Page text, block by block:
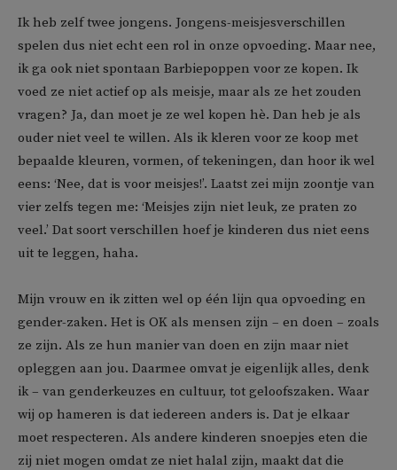
Ik heb zelf twee jongens. Jongens-meisjesverschillen
spelen dus niet echt een rol in onze opvoeding. Maar nee,
ik ga ook niet spontaan Barbiepoppen voor ze kopen. Ik
voed ze niet actief op als meisje, maar als ze het zouden
vragen? Ja, dan moet je ze wel kopen hè. Dan heb je als
ouder niet veel te willen. Als ik kleren voor ze koop met
bepaalde kleuren, vormen, of tekeningen, dan hoor ik wel
eens: ‘Nee, dat is voor meisjes!’. Laatst zei mijn zoontje van
vier zelfs tegen me: ‘Meisjes zijn niet leuk, ze praten zo
veel.’ Dat soort verschillen hoef je kinderen dus niet eens
uit te leggen, haha.
Mijn vrouw en ik zitten wel op één lijn qua opvoeding en
gender-zaken. Het is OK als mensen zijn – en doen – zoals
ze zijn. Als ze hun manier van doen en zijn maar niet
opleggen aan jou. Daarmee omvat je eigenlijk alles, denk
ik – van genderkeuzes en cultuur, tot geloofszaken. Waar
wij op hameren is dat iedereen anders is. Dat je elkaar
moet respecteren. Als andere kinderen snoepjes eten die
zij niet mogen omdat ze niet halal zijn, maakt dat die